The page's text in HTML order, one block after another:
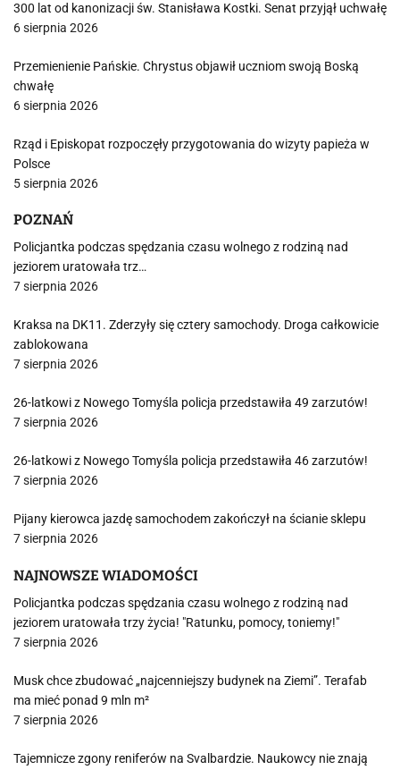
300 lat od kanonizacji św. Stanisława Kostki. Senat przyjął uchwałę
6 sierpnia 2026
Przemienienie Pańskie. Chrystus objawił uczniom swoją Boską
chwałę
6 sierpnia 2026
Rząd i Episkopat rozpoczęły przygotowania do wizyty papieża w
Polsce
5 sierpnia 2026
POZNAŃ
Policjantka podczas spędzania czasu wolnego z rodziną nad
jeziorem uratowała trz…
7 sierpnia 2026
Kraksa na DK11. Zderzyły się cztery samochody. Droga całkowicie
zablokowana
7 sierpnia 2026
26-latkowi z Nowego Tomyśla policja przedstawiła 49 zarzutów!
7 sierpnia 2026
26-latkowi z Nowego Tomyśla policja przedstawiła 46 zarzutów!
7 sierpnia 2026
Pijany kierowca jazdę samochodem zakończył na ścianie sklepu
7 sierpnia 2026
NAJNOWSZE WIADOMOŚCI
Policjantka podczas spędzania czasu wolnego z rodziną nad
jeziorem uratowała trzy życia! "Ratunku, pomocy, toniemy!"
7 sierpnia 2026
Musk chce zbudować „najcenniejszy budynek na Ziemi”. Terafab
ma mieć ponad 9 mln m²
7 sierpnia 2026
Tajemnicze zgony reniferów na Svalbardzie. Naukowcy nie znają